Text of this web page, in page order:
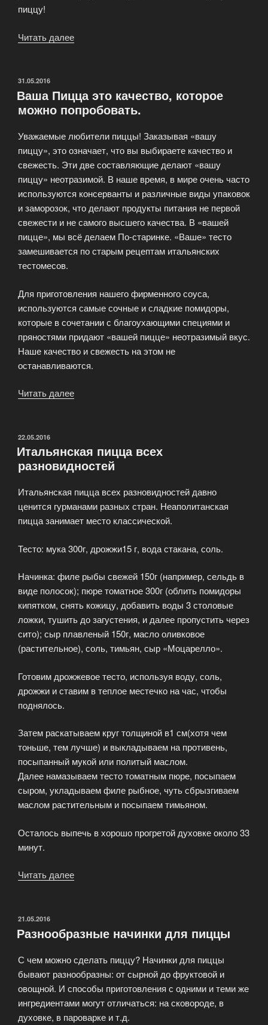
пиццу!
Читать далее
пицца
33
прямо
из
печи»
ОПУБЛИКОВАНО
31.05.2016
Ваша Пицца это качество, которое
можно попробовать.
Уважаемые любители пиццы! Заказывая «вашу
пиццу», это означает, что вы выбираете качество и
свежесть. Эти две составляющие делают «вашу
пиццу» неотразимой. В наше время, в мире очень часто
используются консерванты и различные виды упаковок
и заморозок, что делают продукты питания не первой
свежести и не самого высшего качества. В «вашей
пицце», мы всё делаем По-старинке. «Ваше» тесто
замешивается по старым рецептам итальянских
тестомесов.
Для приготовления нашего фирменного соуса,
используются самые сочные и сладкие помидоры,
которые в сочетании с благоухающими специями и
пряностями придают «вашей пицце» неотразимый вкус.
Наше качество и свежесть на этом не
останавливаются.
Читать далее
которое
можно
ОПУБЛИКОВАНО
22.05.2016
Итальянская пицца всех
разновидностей
Итальянская пицца всех разновидностей давно
ценится гурманами разных стран. Неаполитанская
пицца занимает место классической.
Тесто: мука 300г, дрожжи15 г, вода стакана, соль.
Начинка: филе рыбы свежей 150г (например, сельдь в
виде полосок); пюре томатное 300г (облить помидоры
кипятком, снять кожицу, добавить воды 3 столовые
ложки, тушить до загустения, и далее пропустить через
сито); сыр плавленый 150г, масло оливковое
(растительное), соль, тимьян, сыр «Моцарелло».
Готовим дрожжевое тесто, используя воду, соль,
дрожжи и ставим в теплое местечко на час, чтобы
поднялось.
Затем раскатываем круг толщиной в1 см(хотя чем
тоньше, тем лучше) и выкладываем на противень,
посыпанный мукой или политый маслом.
Далее намазываем тесто томатным пюре, посыпаем
сыром, укладываем филе рыбное, чуть сбрызгиваем
маслом растительным и посыпаем тимьяном.
Осталось выпечь в хорошо прогретой духовке около 33
минут.
Читать далее
ОПУБЛИКОВАНО
21.05.2016
Разнообразные начинки для пиццы
С чем можно сделать пиццу? Начинки для пиццы
бывают разнообразны: от сырной до фруктовой и
овощной. И способы приготовления с одними и теми же
ингредиентами могут отличаться: на сковороде, в
духовке, в пароварке и т.д.